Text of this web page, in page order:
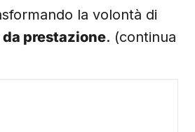
la volontà di
prestazione. (continua